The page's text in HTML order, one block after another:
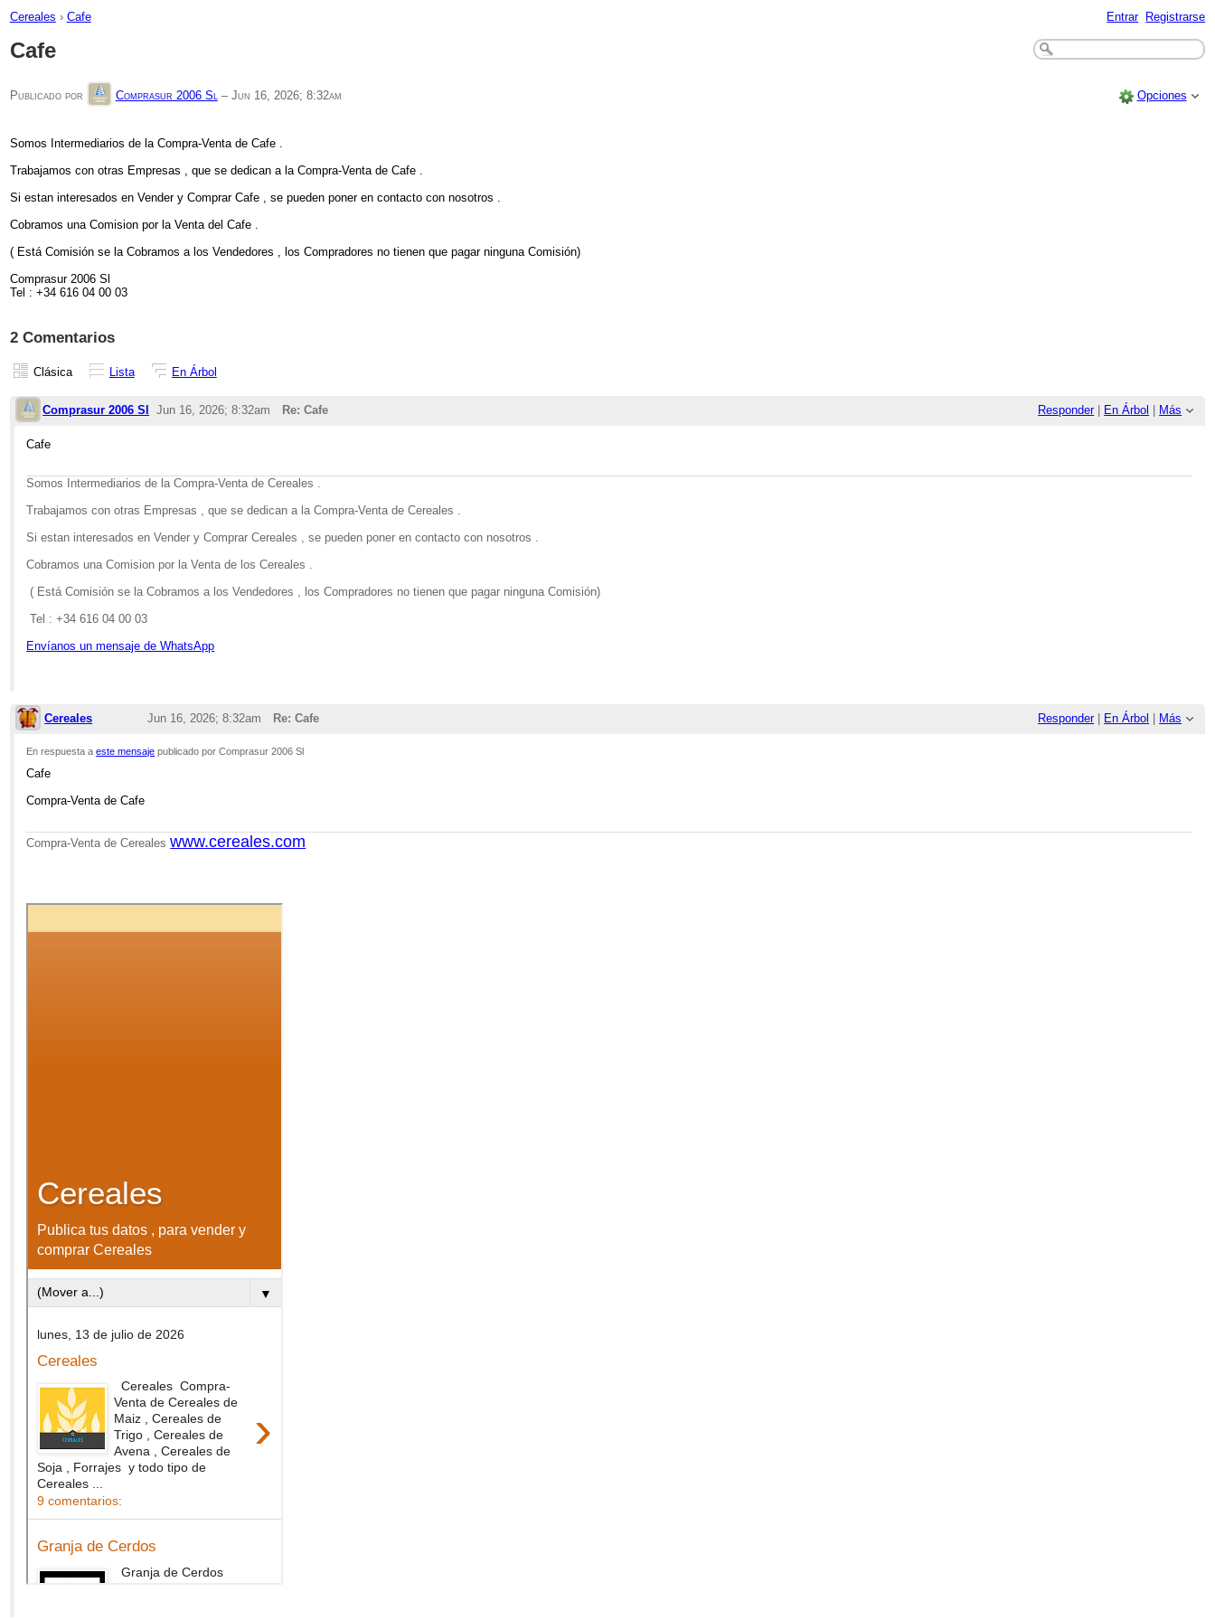
Cereales › Cafe Entrar Registrarse
Cafe
Publicado por Comprasur 2006 Sl – Jun 16, 2026; 8:32am Opciones
Somos Intermediarios de la Compra-Venta de Cafe .
Trabajamos con otras Empresas , que se dedican a la Compra-Venta de Cafe .
Si estan interesados en Vender y Comprar Cafe , se pueden poner en contacto con nosotros .
Cobramos una Comision por la Venta del Cafe .
( Está Comisión se la Cobramos a los Vendedores , los Compradores no tienen que pagar ninguna Comisión)
Comprasur 2006 Sl
Tel : +34 616 04 00 03
2 Comentarios
Clásica Lista En Árbol
Comprasur 2006 Sl Responder| En Árbol Más
Jun 16, 2026; 8:32am Re: Cafe
Cafe
Somos Intermediarios de la Compra-Venta de Cereales .
Trabajamos con otras Empresas , que se dedican a la Compra-Venta de Cereales .
Si estan interesados en Vender y Comprar Cereales , se pueden poner en contacto con nosotros .
Cobramos una Comision por la Venta de los Cereales .
( Está Comisión se la Cobramos a los Vendedores , los Compradores no tienen que pagar ninguna Comisión)
Tel : +34 616 04 00 03
Envíanos un mensaje de WhatsApp
Cereales Responder| En Árbol Más
Jun 16, 2026; 8:32am Re: Cafe
En respuesta aeste mensaje publicado por Comprasur 2006 Sl
Cafe
Compra-Venta de Cafe
Compra-Venta de Cerealeswww.cereales.com